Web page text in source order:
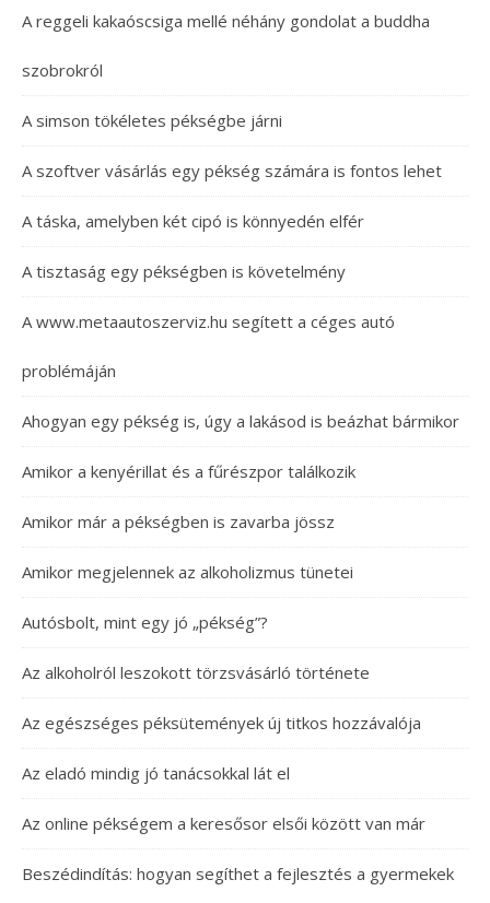
A reggeli kakaóscsiga mellé néhány gondolat a buddha
szobrokról
A simson tökéletes pékségbe járni
A szoftver vásárlás egy pékség számára is fontos lehet
A táska, amelyben két cipó is könnyedén elfér
A tisztaság egy pékségben is követelmény
A www.metaautoszerviz.hu segített a céges autó
problémáján
Ahogyan egy pékség is, úgy a lakásod is beázhat bármikor
Amikor a kenyérillat és a fűrészpor találkozik
Amikor már a pékségben is zavarba jössz
Amikor megjelennek az alkoholizmus tünetei
Autósbolt, mint egy jó „pékség”?
Az alkoholról leszokott törzsvásárló története
Az egészséges péksütemények új titkos hozzávalója
Az eladó mindig jó tanácsokkal lát el
Az online pékségem a keresősor elsői között van már
Beszédindítás: hogyan segíthet a fejlesztés a gyermekek